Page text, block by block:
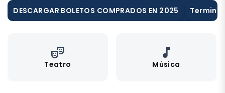
DESCARGAR BOLETOS COMPRADOS EN 2025
theater_comedy
Teatro
music_note
Música